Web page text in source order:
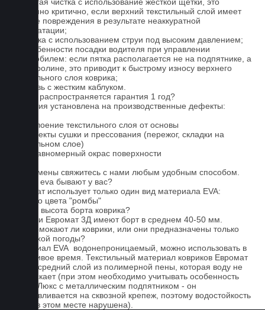
особенно критично, если верхний текстильный слой имеет
мелкие повреждения в результате неаккуратной
эксплуатации;
2. Мойка с использованием струи под высоким давлением;
3. Особенности посадки водителя при управлении
автомобилем: если пятка располагается не на подпятнике, а
на ковролине, это приводит к быстрому износу верхнего
текстильного слоя коврика;
4. Обувь с жестким каблуком.
На что распространяется гарантия 1 год?
Гарантия установлена на производственные дефекты:
1. Отслоение текстильного слоя от основы
2. Дефекты сушки и прессования (пережог, складки на
текстильном слое)
3. Неравномерный окрас поверхности
Для замены свяжитесь с нами любым удобным способом.
Серые eva бывают у вас?
Евромат использует только один вид материала EVA:
черного цвета "ромбы"
Какова высота борта коврика?
Коврики Евромат 3Д имеют борт в среднем 40-50 мм.
Не промокают ли коврики, или они предназначены только
для сухой погоды?
Материал EVA водонепроницаемый, можно использовать в
дождливое время. Текстильный материал ковриков Евромат
имеет средний слой из полимерной пены, которая воду не
пропускает (при этом необходимо учитывать особенность
серии Люкс с металлическим подпятником - он
устанавливается на сквозной крепеж, поэтому водостойкость
ковра в этом месте нарушена).